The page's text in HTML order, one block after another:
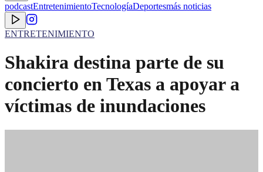
podcastEntretenimientoTecnologíaDeportesmás noticias
ENTRETENIMIENTO
Shakira destina parte de su
concierto en Texas a apoyar a
víctimas de inundaciones